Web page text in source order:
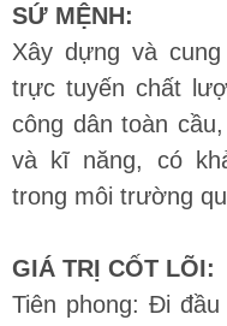
SỨ MỆNH:
Xây dựng và
trực tuyến chất
công dân toàn
và kĩ năng, có
trong môi trường
GIÁ TRỊ CỐT LÕI:
Tiên phong: Đi